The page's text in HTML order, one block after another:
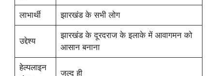
लाभार्थी झारखंड के सभी लोग
उद्देश्य
झारखंड के दूरदराज के इलाके में आवागमन को
आसान बनाना
हेल्पलाइन
जल्द ही